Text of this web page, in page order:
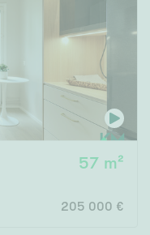
57 m²
205 000 €